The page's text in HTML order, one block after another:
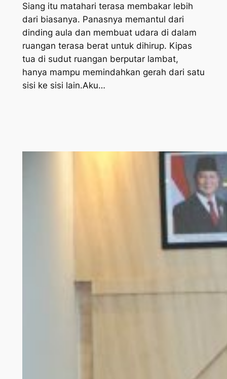
Siang itu matahari terasa membakar lebih
dari biasanya. Panasnya memantul dari
dinding aula dan membuat udara di dalam
ruangan terasa berat untuk dihirup. Kipas
tua di sudut ruangan berputar lambat,
hanya mampu memindahkan gerah dari satu
sisi ke sisi lain.Aku…